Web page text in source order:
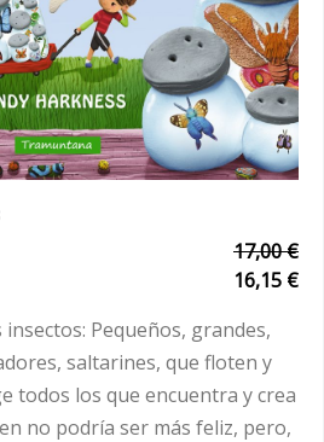
17,00 €
16,15 €
Pequeños, grandes,
saltarines, que floten y
todos los que encuentra y crea
no podría ser más feliz, pero,